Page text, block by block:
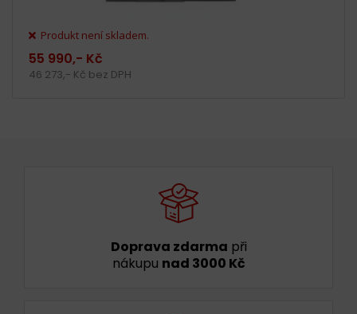
Produkt není skladem.
55 990,- Kč
46 273,- Kč bez DPH
Doprava zdarma při
nákupu nad 3000 Kč